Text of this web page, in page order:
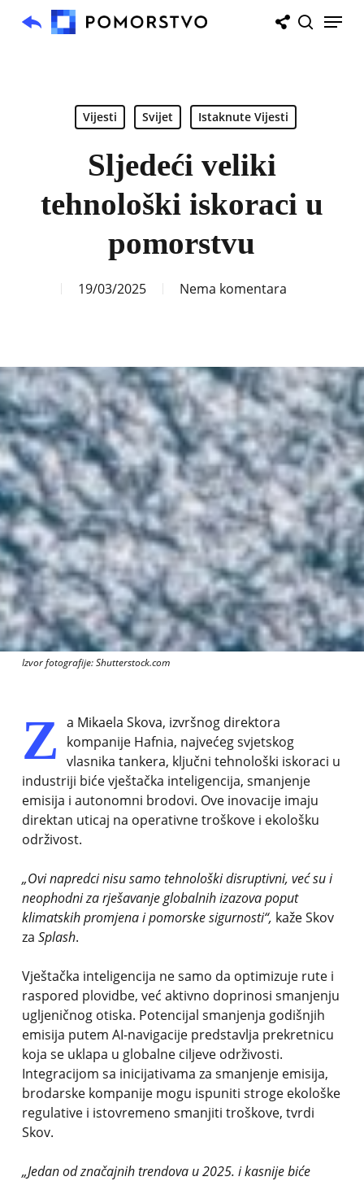
Menu
Vijesti Svijet Istaknute Vijesti
Sljedeći veliki
tehnološki iskoraci u
pomorstvu
19/03/2025 Nema komentara
Izvor fotografije: Shutterstock.com
Z a Mikaela Skova, izvršnog direktora
kompanije Hafnia, najvećeg svjetskog
vlasnika tankera, ključni tehnološki iskoraci u
industriji biće vještačka inteligencija, smanjenje
emisija i autonomni brodovi. Ove inovacije imaju
direktan uticaj na operativne troškove i ekološku
održivost.
„Ovi napredci nisu samo tehnološki disruptivni, već su i
neophodni za rješavanje globalnih izazova poput
klimatskih promjena i pomorske sigurnosti“, kaže Skov
za Splash.
Vještačka inteligencija ne samo da optimizuje rute i
raspored plovidbe, već aktivno doprinosi smanjenju
ugljeničnog otiska. Potencijal smanjenja godišnjih
emisija putem AI-navigacije predstavlja prekretnicu
koja se uklapa u globalne ciljeve održivosti.
Integracijom sa inicijativama za smanjenje emisija,
brodarske kompanije mogu ispuniti stroge ekološke
regulative i istovremeno smanjiti troškove, tvrdi
Skov.
„Jedan od značajnih trendova u 2025. i kasnije biće